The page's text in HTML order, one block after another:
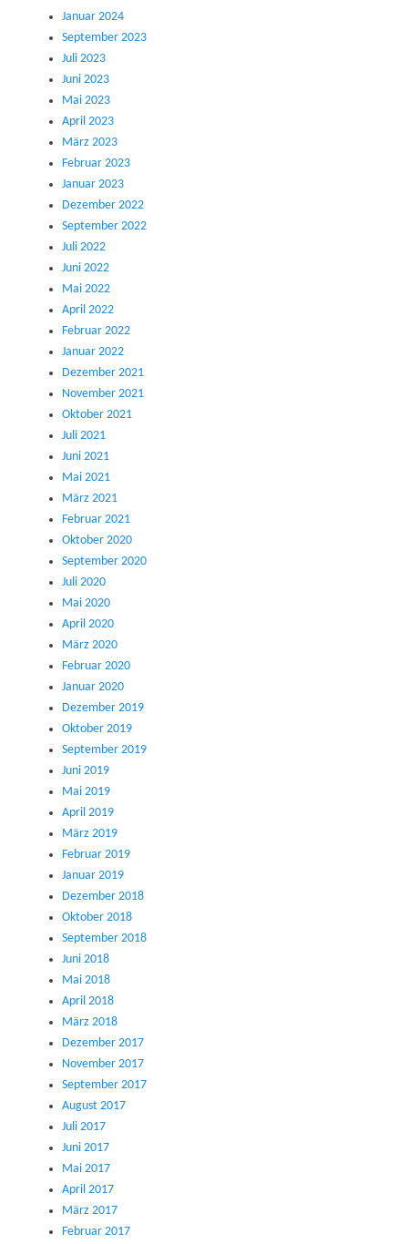
Januar 2024
September 2023
Juli 2023
Juni 2023
Mai 2023
April 2023
März 2023
Februar 2023
Januar 2023
Dezember 2022
September 2022
Juli 2022
Juni 2022
Mai 2022
April 2022
Februar 2022
Januar 2022
Dezember 2021
November 2021
Oktober 2021
Juli 2021
Juni 2021
Mai 2021
März 2021
Februar 2021
Oktober 2020
September 2020
Juli 2020
Mai 2020
April 2020
März 2020
Februar 2020
Januar 2020
Dezember 2019
Oktober 2019
September 2019
Juni 2019
Mai 2019
April 2019
März 2019
Februar 2019
Januar 2019
Dezember 2018
Oktober 2018
September 2018
Juni 2018
Mai 2018
April 2018
März 2018
Dezember 2017
November 2017
September 2017
August 2017
Juli 2017
Juni 2017
Mai 2017
April 2017
März 2017
Februar 2017